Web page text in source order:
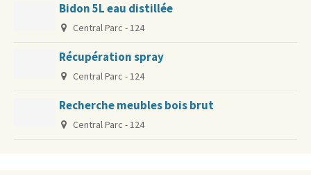
Bidon 5L eau distillée
Central Parc - 124
Récupération spray
Central Parc - 124
Recherche meubles bois brut
Central Parc - 124